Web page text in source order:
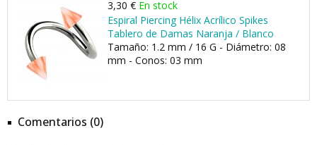
3,30 € En stock
Espiral Piercing Hélix Acrílico Spikes
Tablero de Damas Naranja / Blanco
Tamaño: 1.2 mm / 16 G - Diámetro: 08
mm - Conos: 03 mm
Comentarios (0)